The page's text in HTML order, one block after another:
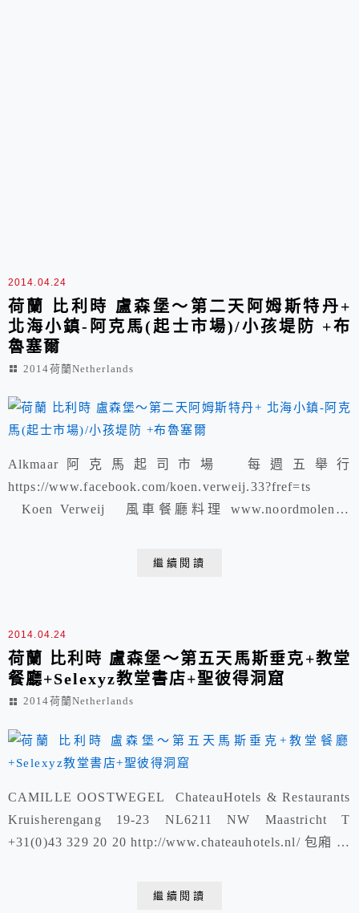
2014.04.24
荷蘭 比利時 盧森堡～第二天阿姆斯特丹+
北海小鎮-阿克馬(起士市場)/小孩堤防 +布
魯塞爾
2014荷蘭Netherlands
Alkmaar阿克馬起司市場 每週五舉行
https://www.facebook.com/koen.verweij.33?fref=ts
Koen Verweij 風車餐廳料理 www.noordmolen.nl
繼續閱讀
2014.04.24
荷蘭 比利時 盧森堡～第五天馬斯垂克+教堂
餐廳+Selexyz教堂書店+聖彼得洞窟
2014荷蘭Netherlands
CAMILLE OOSTWEGEL ChateauHotels & Restaurants
Kruisherengang 19-23 NL6211 NW Maastricht T
+31(0)43 329 20 20 http://www.chateauhotels.nl/ 包廂 提
繼續閱讀